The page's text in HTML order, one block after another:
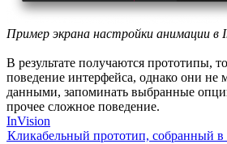
Пример экрана настройки анимации в
В результате получаются прототипы,
поведение интерфейса, однако они не
данными, запоминать выбранные
прочее сложное поведение.
InVision
Кликабельный прототип, собранный в